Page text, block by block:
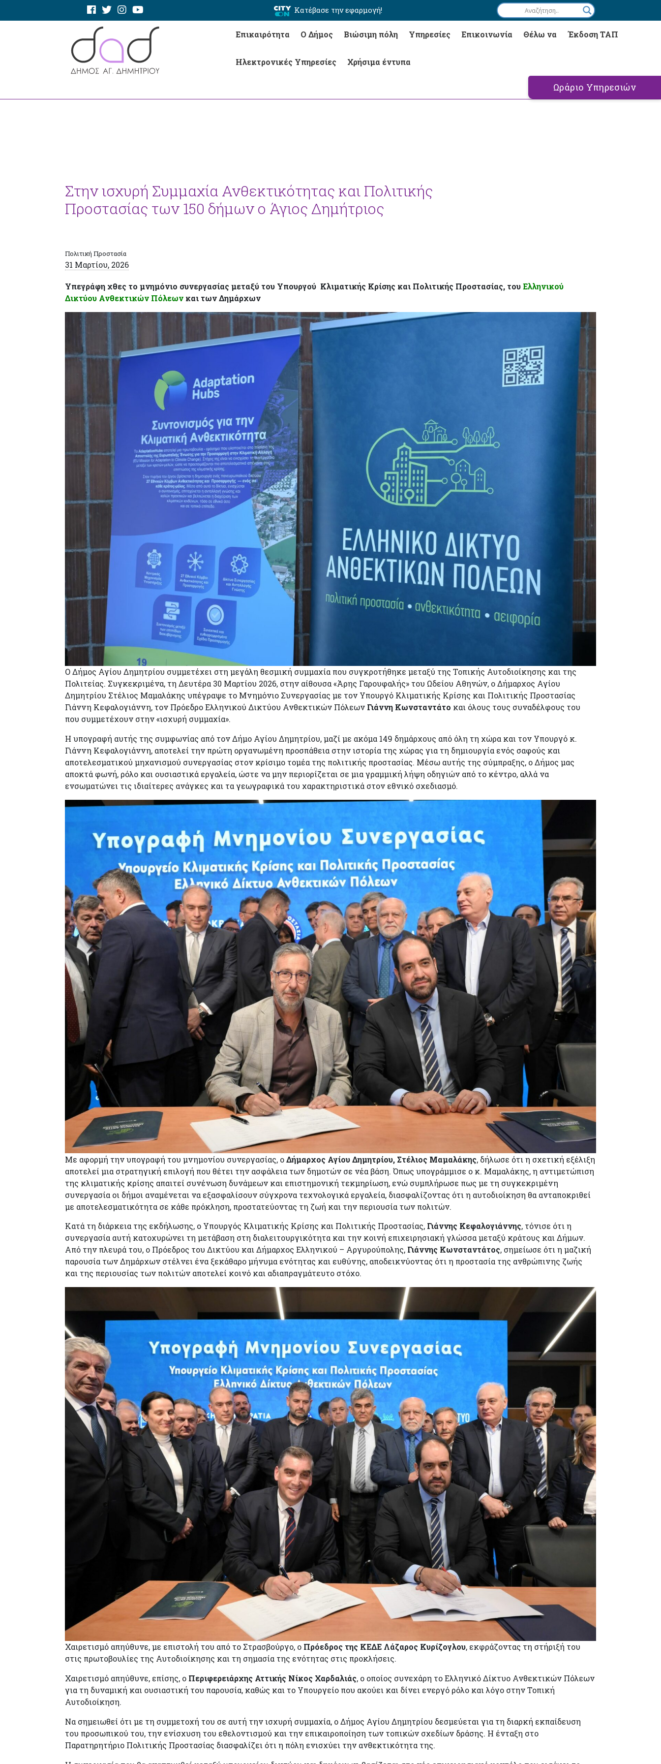
Κατέβασε την εφαρμογή!
Επικαιρότητα Ο Δήμος Βιώσιμη πόλη Υπηρεσίες Επικοινωνία Θέλω να Έκδοση ΤΑΠ
Ηλεκτρονικές Υπηρεσίες Χρήσιμα έντυπα
Ωράριο Υπηρεσιών
Στην ισχυρή Συμμαχία Ανθεκτικότητας και Πολιτικής
Προστασίας των 150 δήμων ο Άγιος Δημήτριος
Πολιτική Προστασία
31 Μαρτίου, 2026
Υπεγράφη χθες το μνημόνιο συνεργασίας μεταξύ του Υπουργού Κλιματικής Κρίσης και Πολιτικής Προστασίας, τουΕλληνικού
Δικτύου Ανθεκτικών Πόλεων και των Δημάρχων
Ο Δήμος Αγίου Δημητρίου συμμετέχει στη μεγάλη θεσμική συμμαχία που συγκροτήθηκε μεταξύ της Τοπικής Αυτοδιοίκησης και της
Πολιτείας. Συγκεκριμένα, τη Δευτέρα 30 Μαρτίου 2026, στην αίθουσα «Άρης Γαρουφαλής» του Ωδείου Αθηνών, ο Δήμαρχος Αγίου
Δημητρίου Στέλιος Μαμαλάκης υπέγραψε το Μνημόνιο Συνεργασίας με τον Υπουργό Κλιματικής Κρίσης και Πολιτικής Προστασίας
Γιάννη Κεφαλογιάννη, τον Πρόεδρο Ελληνικού Δικτύου Ανθεκτικών Πόλεων Γιάννη Κωνσταντάτο και όλους τους συναδέλφους του
που συμμετέχουν στην «ισχυρή συμμαχία».
Η υπογραφή αυτής της συμφωνίας από τον Δήμο Αγίου Δημητρίου, μαζί με ακόμα 149 δημάρχους από όλη τη χώρα και τον Υπουργό κ.
Γιάννη Κεφαλογιάννη, αποτελεί την πρώτη οργανωμένη προσπάθεια στην ιστορία της χώρας για τη δημιουργία ενός σαφούς και
αποτελεσματικού μηχανισμού συνεργασίας στον κρίσιμο τομέα της πολιτικής προστασίας. Μέσω αυτής της σύμπραξης, ο Δήμος μας
αποκτά φωνή, ρόλο και ουσιαστικά εργαλεία, ώστε να μην περιορίζεται σε μια γραμμική λήψη οδηγιών από το κέντρο, αλλά να
ενσωματώνει τις ιδιαίτερες ανάγκες και τα γεωγραφικά του χαρακτηριστικά στον εθνικό σχεδιασμό.
Με αφορμή την υπογραφή του μνημονίου συνεργασίας, ο Δήμαρχος Αγίου Δημητρίου, Στέλιος Μαμαλάκης , δήλωσε ότι η σχετική εξέλιξη
αποτελεί μια στρατηγική επιλογή που θέτει την ασφάλεια των δημοτών σε νέα βάση. Όπως υπογράμμισε ο κ. Μαμαλάκης, η αντιμετώπιση
της κλιματικής κρίσης απαιτεί συνένωση δυνάμεων και επιστημονική τεκμηρίωση, ενώ συμπλήρωσε πως με τη συγκεκριμένη
συνεργασία οι δήμοι αναμένεται να εξασφαλίσουν σύγχρονα τεχνολογικά εργαλεία, διασφαλίζοντας ότι η αυτοδιοίκηση θα ανταποκριθεί
με αποτελεσματικότητα σε κάθε πρόκληση, προστατεύοντας τη ζωή και την περιουσία των πολιτών.
Κατά τη διάρκεια της εκδήλωσης, ο Υπουργός Κλιματικής Κρίσης και Πολιτικής Προστασίας, Γιάννης Κεφαλογιάννης, τόνισε ότι η
συνεργασία αυτή κατοχυρώνει τη μετάβαση στη διαλειτουργικότητα και την κοινή επιχειρησιακή γλώσσα μεταξύ κράτους και Δήμων.
Από την πλευρά του, ο Πρόεδρος του Δικτύου και Δήμαρχος Ελληνικού – Αργυρούπολης, Γιάννης Κωνσταντάτος, σημείωσε ότι η μαζική
παρουσία των Δημάρχων στέλνει ένα ξεκάθαρο μήνυμα ενότητας και ευθύνης, αποδεικνύοντας ότι η προστασία της ανθρώπινης ζωής
και της περιουσίας των πολιτών αποτελεί κοινό και αδιαπραγμάτευτο στόχο.
Χαιρετισμό απηύθυνε, με επιστολή του από το Στρασβούργο, ο Πρόεδρος της ΚΕΔΕ Λάζαρος Κυρίζογλου, εκφράζοντας τη στήριξή του
στις πρωτοβουλίες της Αυτοδιοίκησης και τη σημασία της ενότητας στις προκλήσεις.
Χαιρετισμό απηύθυνε, επίσης, ο Περιφερειάρχης Αττικής Νίκος Χαρδαλιάς, ο οποίος συνεχάρη το Ελληνικό Δίκτυο Ανθεκτικών Πόλεων
για τη δυναμική και ουσιαστική του παρουσία, καθώς και το Υπουργείο που ακούει και δίνει ενεργό ρόλο και λόγο στην Τοπική
Αυτοδιοίκηση.
Να σημειωθεί ότι με τη συμμετοχή του σε αυτή την ισχυρή συμμαχία, ο Δήμος Αγίου Δημητρίου δεσμεύεται για τη διαρκή εκπαίδευση
του προσωπικού του, την ενίσχυση του εθελοντισμού και την επικαιροποίηση των τοπικών σχεδίων δράσης. Η ένταξη στο
Παρατηρητήριο Πολιτικής Προστασίας διασφαλίζει ότι η πόλη ενισχύει την ανθεκτικότητα της.